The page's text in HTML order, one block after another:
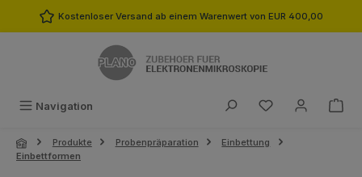
Zum Hauptinhalt springen
Kostenloser Versand ab einem Warenwert von EUR 400,00
Navigation Du hast 0
Produkte Probenpräparation
Einbettung
Einbettformen